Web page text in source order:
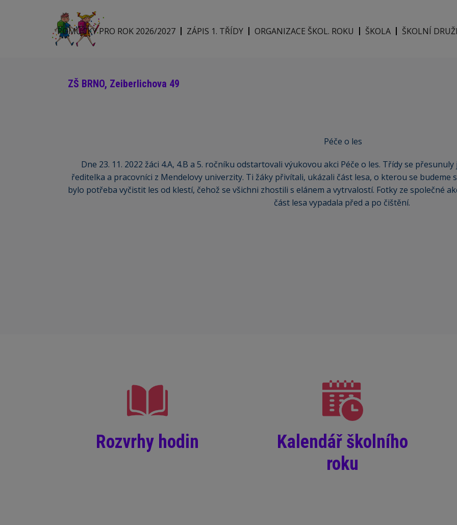
POMŮCKY PRO ROK 2026/2027 ZÁPIS 1. TŘÍDY ORGANIZACE ŠKOL. ROKU ŠKOLA ŠKOLNÍ
ZŠ BRNO, Zeiberlichova 49
Péče o les
Dne 23. 11. 2022 žáci 4.A, 4.B a 5. ročníku odstartovali výukovou akci Péče o les. Třídy se
ředitelka a pracovníci z Mendelovy univerzity. Ti žáky přivítali, ukázali část lesa, o kterou se budeme
bylo potřeba vyčistit les od klestí, čehož se všichni zhostili s elánem a vytrvalostí. Fotky ze společné
část lesa vypadala před a po čištění.
Rozvrhy hodin
Kalendář školního
roku